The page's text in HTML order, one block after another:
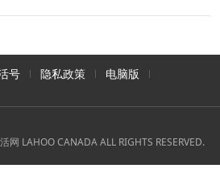
号 隐私政策 电脑版
LAHOO CANADA ALL RIGHTS RESERVED.